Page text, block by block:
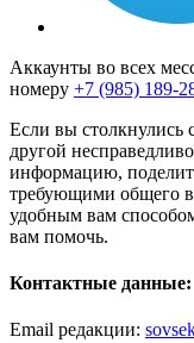
Аккаунты во всех
номеру +7 (985) 189-
Если вы столкнулись
другой
информацию,
требующими общего
удобным вам
вам помочь.
Контактные данные:
Email редакции: